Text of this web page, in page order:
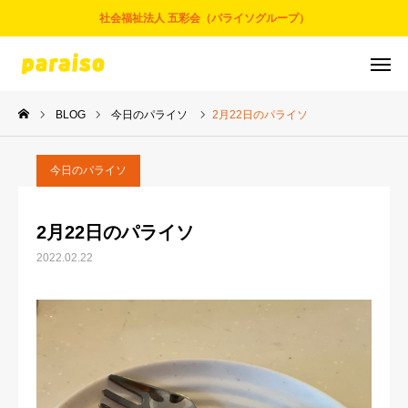
社会福祉法人 五彩会（パライソグループ）
BLOG 今日のパライソ 2月22日のパライソ
今日のパライソ
2月22日のパライソ
2022.02.22
お問合せ サービスについて
アクセス
事業とサービス
お知らせ
スタッフ紹介